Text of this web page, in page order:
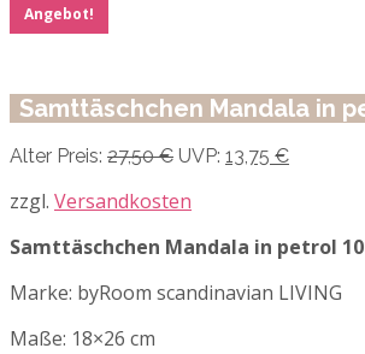
Angebot!
Samttäschchen Mandala in
Alter Preis: 27,50€ Ursprünglicher
war:
UVP: 13,75 €Aktueller
zzgl. Versandkosten
Samttäschchen Mandala in petrol
Marke: byRoom scandinavian LIVING
Maße: 18×26 cm